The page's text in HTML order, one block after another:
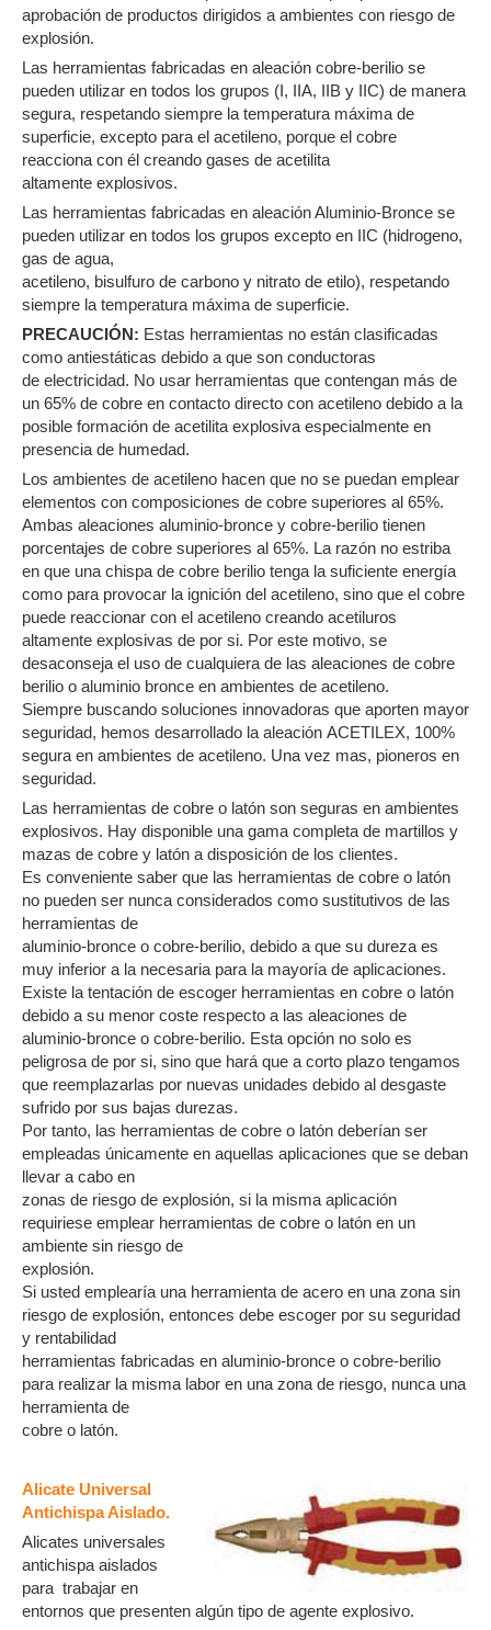
aprobación de productos dirigidos a ambientes con riesgo de
explosión.
Las herramientas fabricadas en aleación cobre-berilio se
pueden utilizar en todos los grupos (I, IIA, IIB y IIC) de manera
segura, respetando siempre la temperatura máxima de
superficie, excepto para el acetileno, porque el cobre
reacciona con él creando gases de acetilita
altamente explosivos.
Las herramientas fabricadas en aleación Aluminio-Bronce se
pueden utilizar en todos los grupos excepto en IIC (hidrogeno,
gas de agua,
acetileno, bisulfuro de carbono y nitrato de etilo), respetando
siempre la temperatura máxima de superficie.
PRECAUCIÓN: Estas herramientas no están clasificadas
como antiestáticas debido a que son conductoras
de electricidad. No usar herramientas que contengan más de
un 65% de cobre en contacto directo con acetileno debido a la
posible formación de acetilita explosiva especialmente en
presencia de humedad.
Los ambientes de acetileno hacen que no se puedan emplear
elementos con composiciones de cobre superiores al 65%.
Ambas aleaciones aluminio-bronce y cobre-berilio tienen
porcentajes de cobre superiores al 65%. La razón no estriba
en que una chispa de cobre berilio tenga la suficiente energía
como para provocar la ignición del acetileno, sino que el cobre
puede reaccionar con el acetileno creando acetiluros
altamente explosivas de por si. Por este motivo, se
desaconseja el uso de cualquiera de las aleaciones de cobre
berilio o aluminio bronce en ambientes de acetileno.
Siempre buscando soluciones innovadoras que aporten mayor
seguridad, hemos desarrollado la aleación ACETILEX, 100%
segura en ambientes de acetileno. Una vez mas, pioneros en
seguridad.
Las herramientas de cobre o latón son seguras en ambientes
explosivos. Hay disponible una gama completa de martillos y
mazas de cobre y latón a disposición de los clientes.
Es conveniente saber que las herramientas de cobre o latón
no pueden ser nunca considerados como sustitutivos de las
herramientas de
aluminio-bronce o cobre-berilio, debido a que su dureza es
muy inferior a la necesaria para la mayoría de aplicaciones.
Existe la tentación de escoger herramientas en cobre o latón
debido a su menor coste respecto a las aleaciones de
aluminio-bronce o cobre-berilio. Esta opción no solo es
peligrosa de por si, sino que hará que a corto plazo tengamos
que reemplazarlas por nuevas unidades debido al desgaste
sufrido por sus bajas durezas.
Por tanto, las herramientas de cobre o latón deberían ser
empleadas únicamente en aquellas aplicaciones que se deban
llevar a cabo en
zonas de riesgo de explosión, si la misma aplicación
requiriese emplear herramientas de cobre o latón en un
ambiente sin riesgo de
explosión.
Si usted emplearía una herramienta de acero en una zona sin
riesgo de explosión, entonces debe escoger por su seguridad
y rentabilidad
herramientas fabricadas en aluminio-bronce o cobre-berilio
para realizar la misma labor en una zona de riesgo, nunca una
herramienta de
cobre o latón.
Alicate Universal
Antichispa Aislado.
Alicates universales
antichispa aislados
para trabajar en
entornos que presenten algún tipo de agente explosivo.